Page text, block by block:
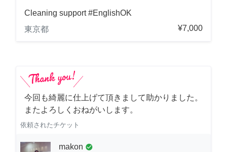
Cleaning support #EnglishOK
東京都
¥7,000
今回も綺麗に仕上げて頂きまして助かりました。
またよろしくおねがいします。
依頼されたチケット
makon check_circle